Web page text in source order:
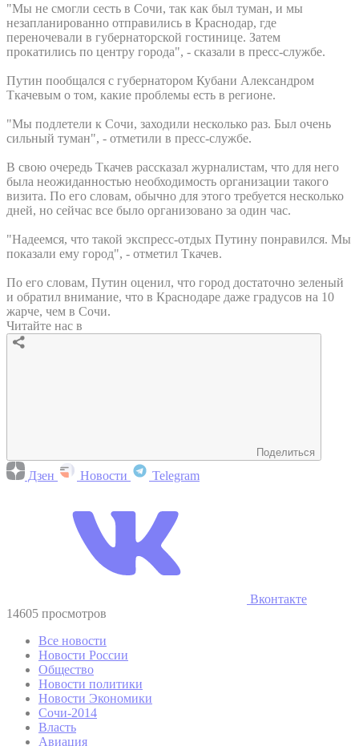
"Мы не смогли сесть в Сочи, так как был туман, и мы
незапланированно отправились в Краснодар, где
переночевали в губернаторской гостинице. Затем
прокатились по центру города", - сказали в пресс-службе.
Путин пообщался с губернатором Кубани Александром
Ткачевым о том, какие проблемы есть в регионе.
"Мы подлетели к Сочи, заходили несколько раз. Был очень
сильный туман", - отметили в пресс-службе.
В свою очередь Ткачев рассказал журналистам, что для него
была неожиданностью необходимость организации такого
визита. По его словам, обычно для этого требуется несколько
дней, но сейчас все было организовано за один час.
"Надеемся, что такой экспресс-отдых Путину понравился. Мы
показали ему город", - отметил Ткачев.
По его словам, Путин оценил, что город достаточно зеленый
и обратил внимание, что в Краснодаре даже градусов на 10
жарче, чем в Сочи.
Читайте нас в
Поделиться
Дзен Новости Telegram
Вконтакте
14605 просмотров
Все новости
Новости России
Общество
Новости политики
Новости Экономики
Сочи-2014
Власть
Авиация